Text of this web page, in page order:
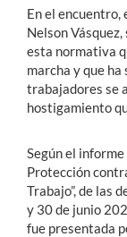
En el encuentro,
Nelson
esta normativa
marcha y que
trabajadores se
hostigamiento
Según el
Protección
Trabajo”, de las
y 30 de junio
fue presentada